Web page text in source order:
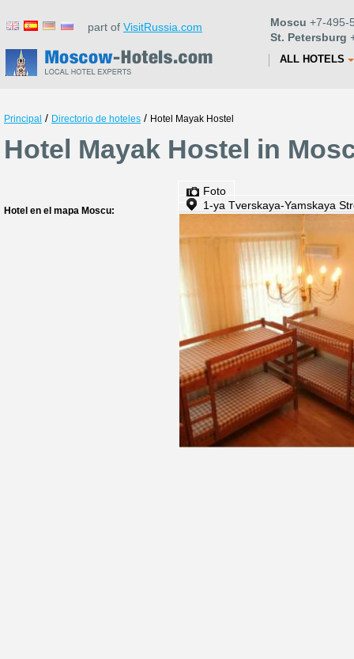
part of VisitRussia.com Moscu +7-495-
St. Petersburg
ALL HOTELS
Principal / Directorio de hoteles / Hotel Mayak Hostel
Hotel Mayak Hostel in
Hotel en el mapa Moscu:
Foto
1-ya Tverskaya-Yamskaya